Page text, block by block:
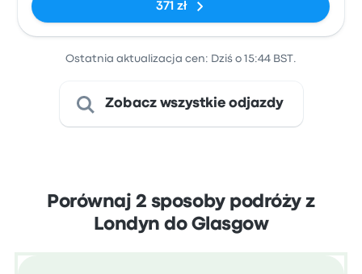
371 zł
Ostatnia aktualizacja cen: Dziś o 15:44 BST.
Zobacz wszystkie odjazdy
Porównaj 2 sposoby podróży z
Londyn do Glasgow